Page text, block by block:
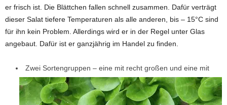
er frisch ist. Die Blättchen fallen schnell zusammen. Dafür verträgt
dieser Salat tiefere Temperaturen als alle anderen, bis – 15°C sind
für ihn kein Problem. Allerdings wird er in der Regel unter Glas
angebaut. Dafür ist er ganzjährig im Handel zu finden.
Zwei Sortengruppen – eine mit recht großen und eine mit